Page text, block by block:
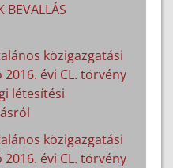
BEVALLÁS
közigazgatási
évi CL. törvény
létesítési
közigazgatási
évi CL. törvény